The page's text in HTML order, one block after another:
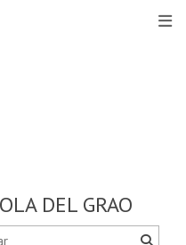
DEL GRAO